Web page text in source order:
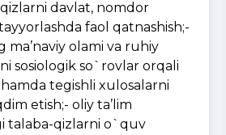
davlat, nomdor
faol qatnashish;-
ma’naviy olami va ruhiy
sosiologik so`rovlar orqali
tegishli xulosalarni
etish;- oliy ta’lim
talaba-qizlarni o`quv